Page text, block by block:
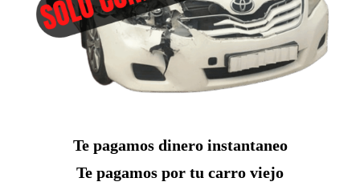
Te pagamos dinero instantaneo
Te pagamos por tu carro viejo